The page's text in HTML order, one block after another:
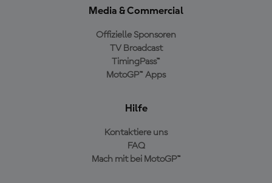
Media & Commercial
Offizielle Sponsoren
TV Broadcast
TimingPass™
MotoGP™ Apps
Hilfe
Kontaktiere uns
FAQ
Mach mit bei MotoGP™